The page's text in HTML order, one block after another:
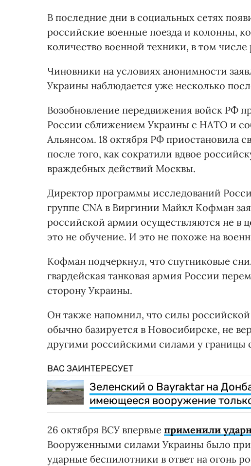
В последние дни в социальных сетях
российские военные поезда и колонны,
количество военной техники, в том
Чиновники на условиях анонимности
Украины наблюдается уже несколько
Возобновление передвижения войск РФ
России сближением Украины с НАТО и
Альянсом. 18 октября РФ
после того, как сократили вдвое
враждебных действий Москвы.
Директор программы исследований
группе CNA в Виргинии Майкл Кофман
российской армии осуществляются не в
это не обучение. И это не похоже на
Кофман подчеркнул, что спутниковые
гвардейская танковая армия России
сторону Украины.
Он также напомнил, что силы
обычно базируется в Новосибирске, не
другими российскими силами у границы
ВАС ЗАИНТЕРЕСУЕТ
Зеленский о Bayraktar на
имеющееся вооружение
26 октября ВСУ впервые применили
Вооруженными силами Украины было
ударные беспилотники в ответ на огонь